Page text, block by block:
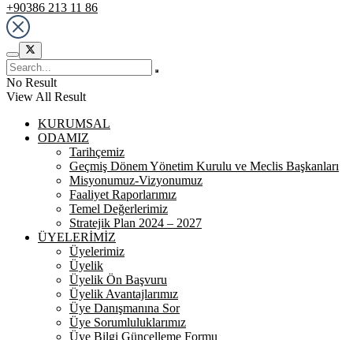
+90386 213 11 86
No Result
View All Result
KURUMSAL
ODAMIZ
Tarihçemiz
Geçmiş Dönem Yönetim Kurulu ve Meclis Başkanları
Misyonumuz-Vizyonumuz
Faaliyet Raporlarımız
Temel Değerlerimiz
Stratejik Plan 2024 – 2027
ÜYELERİMİZ
Üyelerimiz
Üyelik
Üyelik Ön Başvuru
Üyelik Avantajlarımız
Üye Danışmanına Sor
Üye Sorumluluklarımız
Üye Bilgi Güncelleme Formu